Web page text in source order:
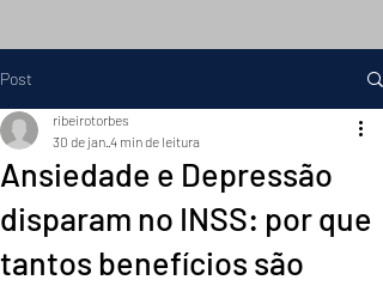
Post
Ansiedade e Depressão
disparam no INSS: por que
tantos benefícios são
ribeirotorbes
30 de jan. 4 min de leitura